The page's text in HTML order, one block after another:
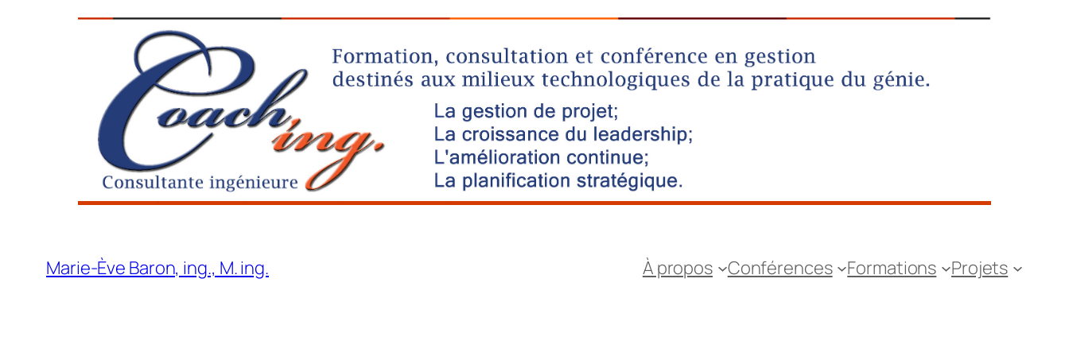
Marie-Ève Baron, ing., M. ing. À propos Conférences Formations Projets